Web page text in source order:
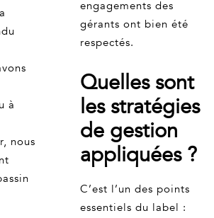
à
nous
engagements des
gérants ont bien été
respectés.
Quelles sont
les stratégies
de gestion
appliquées ?
C’est l’un des points
essentiels du label :